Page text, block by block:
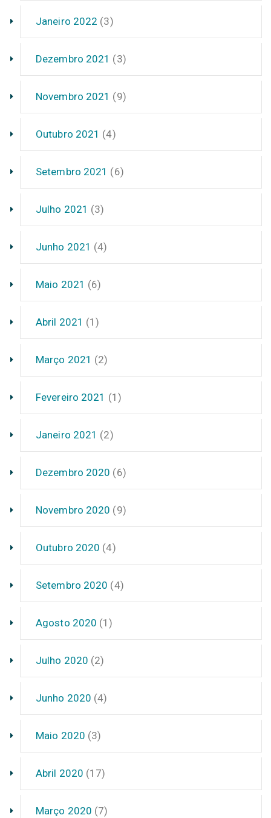
Janeiro 2022 (3)
Dezembro 2021 (3)
Novembro 2021 (9)
Outubro 2021 (4)
Setembro 2021 (6)
Julho 2021 (3)
Junho 2021 (4)
Maio 2021 (6)
Abril 2021 (1)
Março 2021 (2)
Fevereiro 2021 (1)
Janeiro 2021 (2)
Dezembro 2020 (6)
Novembro 2020 (9)
Outubro 2020 (4)
Setembro 2020 (4)
Agosto 2020 (1)
Julho 2020 (2)
Junho 2020 (4)
Maio 2020 (3)
Abril 2020 (17)
Março 2020 (7)